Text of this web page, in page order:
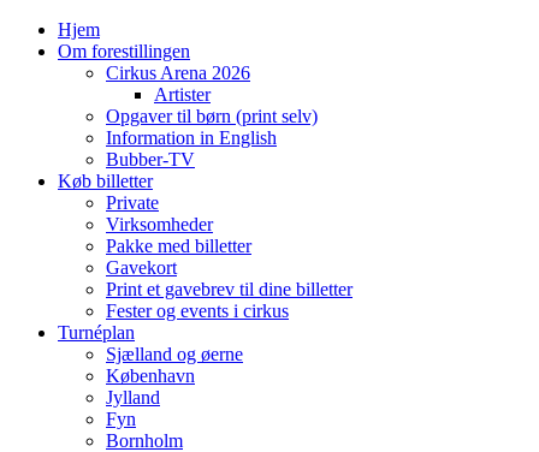
Hjem
Om forestillingen
Cirkus Arena 2026
Artister
Opgaver til børn (print selv)
Information in English
Bubber-TV
Køb billetter
Private
Virksomheder
Pakke med billetter
Gavekort
Print et gavebrev til dine billetter
Fester og events i cirkus
Turnéplan
Sjælland og øerne
København
Jylland
Fyn
Bornholm